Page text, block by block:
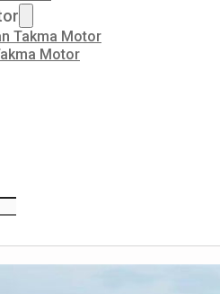
Takma Motor
Motor